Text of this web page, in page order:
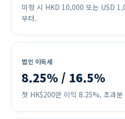
미정 시 HKD 10,000 또는 USD
부터.
법인 이득세
8.25% / 16.5%
첫 HK$200만 이익 8.25%, 초과